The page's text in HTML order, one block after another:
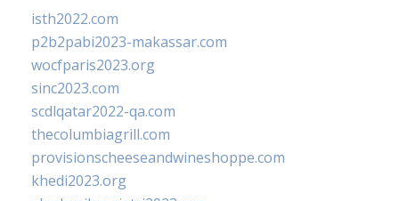
isth2022.com
p2b2pabi2023-makassar.com
wocfparis2023.org
sinc2023.com
scdlqatar2022-qa.com
thecolumbiagrill.com
provisionscheeseandwineshoppe.com
khedi2023.org